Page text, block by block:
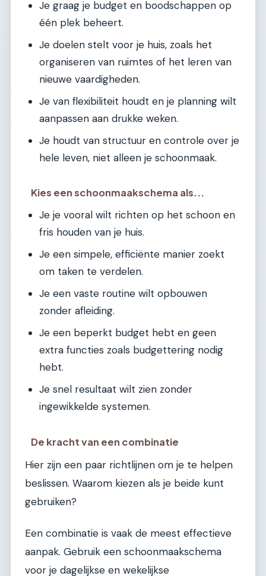
Je graag je budget en boodschappen op
één plek beheert.
Je doelen stelt voor je huis, zoals het
organiseren van ruimtes of het leren van
nieuwe vaardigheden.
Je van flexibiliteit houdt en je planning wilt
aanpassen aan drukke weken.
Je houdt van structuur en controle over je
hele leven, niet alleen je schoonmaak.
Kies een schoonmaakschema als...
Je je vooral wilt richten op het schoon en
fris houden van je huis.
Je een simpele, efficiënte manier zoekt
om taken te verdelen.
Je een vaste routine wilt opbouwen
zonder afleiding.
Je een beperkt budget hebt en geen
extra functies zoals budgettering nodig
hebt.
Je snel resultaat wilt zien zonder
ingewikkelde systemen.
De kracht van een combinatie
Hier zijn een paar richtlijnen om je te helpen
beslissen. Waarom kiezen als je beide kunt
gebruiken?
Een combinatie is vaak de meest effectieve
aanpak. Gebruik een schoonmaakschema
voor je dagelijkse en wekelijkse